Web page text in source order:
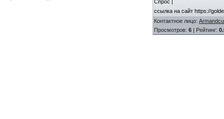
Спрос |
ссылка на сайт https://
Контактное лицо:
Просмотров: 6 | Рейтинг: